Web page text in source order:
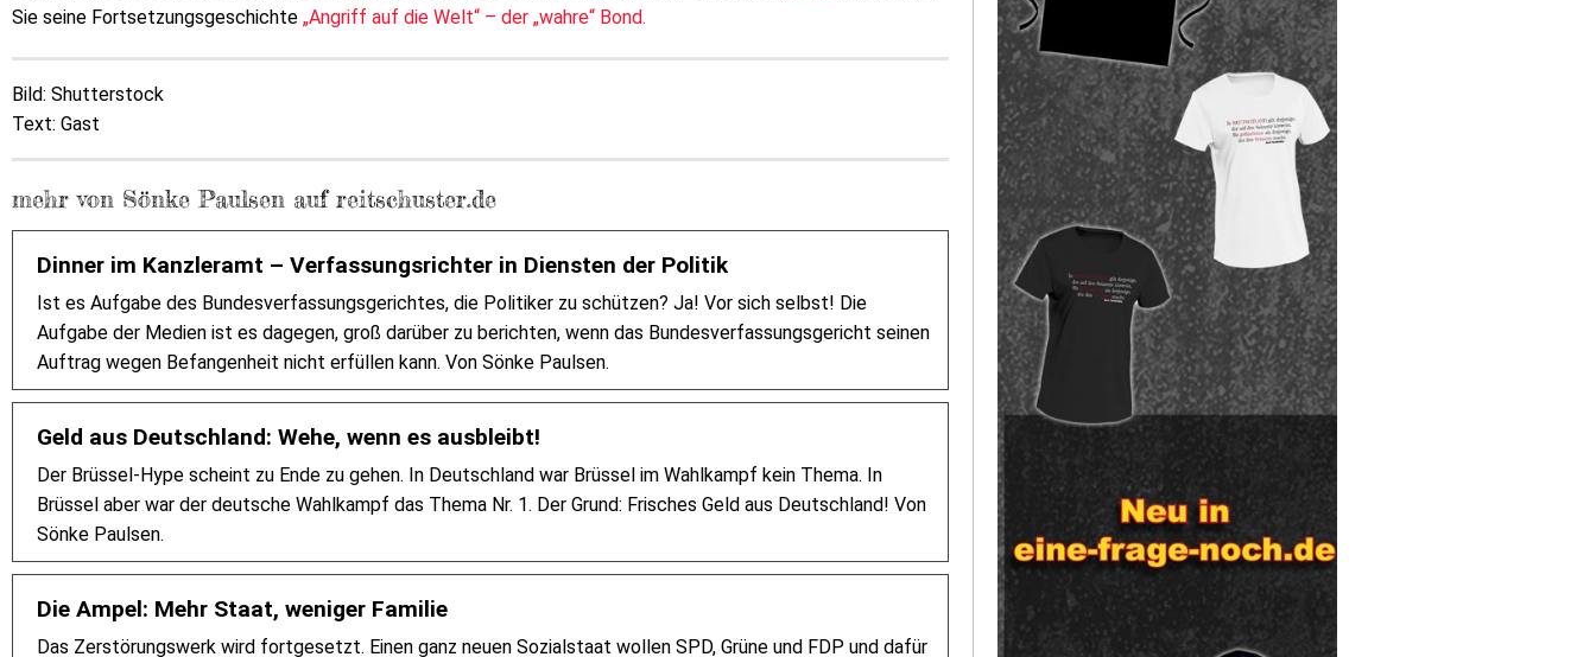
Sie seine Fortsetzungsgeschichte „Angriff auf die Welt“ – der „wahre“ Bond.
Bild: Shutterstock
Text: Gast
mehr von Sönke Paulsen auf reitschuster.de
Dinner im Kanzleramt – Verfassungsrichter in Diensten der Politik
Ist es Aufgabe des Bundesverfassungsgerichtes, die Politiker zu schützen? Ja! Vor sich selbst! Die
Aufgabe der Medien ist es dagegen, groß darüber zu berichten, wenn das Bundesverfassungsgericht seinen
Auftrag wegen Befangenheit nicht erfüllen kann. Von Sönke Paulsen.
Geld aus Deutschland: Wehe, wenn es ausbleibt!
Der Brüssel-Hype scheint zu Ende zu gehen. In Deutschland war Brüssel im Wahlkampf kein Thema. In
Brüssel aber war der deutsche Wahlkampf das Thema Nr. 1. Der Grund: Frisches Geld aus Deutschland! Von
Sönke Paulsen.
Die Ampel: Mehr Staat, weniger Familie
Das Zerstörungswerk wird fortgesetzt. Einen ganz neuen Sozialstaat wollen SPD, Grüne und FDP und dafür